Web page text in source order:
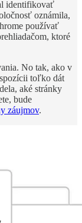
identifikovať
oznámila,
používať
ktoré
No tak, ako v
toľko dát
aké stránky
bude
záujmov.